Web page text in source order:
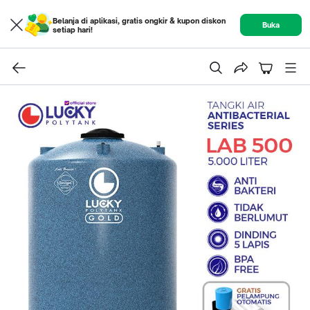
Belanja di aplikasi, gratis ongkir & kupon diskon
setiap hari!
Buka